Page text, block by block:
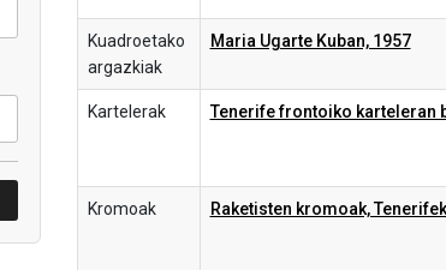
Kuadroetako
argazkiak
Maria Ugarte Kuban, 1957
Kartelerak Tenerife frontoiko karteleran
Kromoak Raketisten kromoak,